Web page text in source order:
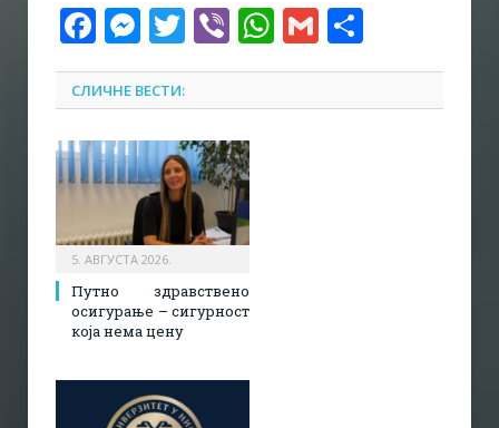
Facebook
Messenger
Twitter
ViberWhatsApp
Gmail
СЛИЧНЕ ВЕСТИ:
5. АВГУСТА 2026.
Путно здравствено
осигурање – сигурност
која нема цену